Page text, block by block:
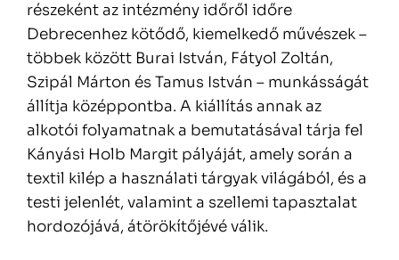
részeként az intézmény időről időre
Debrecenhez kötődő, kiemelkedő művészek –
többek között Burai István, Fátyol Zoltán,
Szipál Márton és Tamus István – munkásságát
állítja középpontba. A kiállítás annak az
alkotói folyamatnak a bemutatásával tárja fel
Kányási Holb Margit pályáját, amely során a
textil kilép a használati tárgyak világából, és a
testi jelenlét, valamint a szellemi tapasztalat
hordozójává, átörökítőjévé válik.